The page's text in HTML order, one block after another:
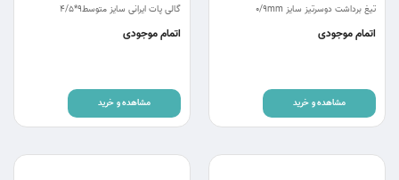
تیغ برداشت دوسرتیز سایز 0/9mm
اتمام موجودی
مشاهده و خرید
گالی پات ایرانی سایز متوسط9*4/5
اتمام موجودی
مشاهده و خرید